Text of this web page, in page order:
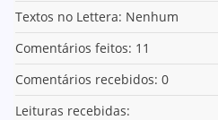
Textos no Lettera: Nenhum
Comentários feitos: 11
Comentários recebidos: 0
Leituras recebidas: